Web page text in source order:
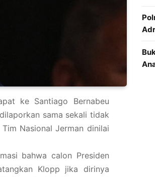
ke Santiago Bernabeu
sama sekali tidak
Nasional Jerman dinilai
bahwa calon Presiden
Klopp jika dirinya